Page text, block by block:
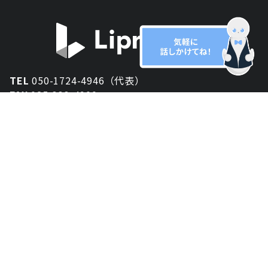
TEL050-1724-4946（代表）
FAX025-333-4900